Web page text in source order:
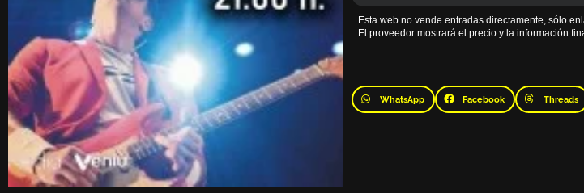
Esta web no vende entradas directamente, sólo
El proveedor mostrará el precio y la información
WhatsApp Facebook Threads